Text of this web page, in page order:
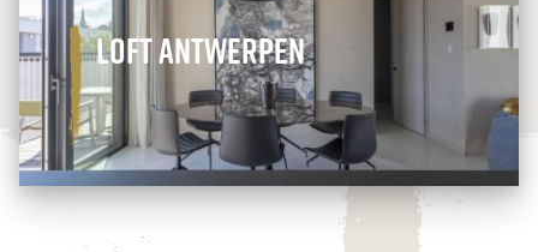
Loft Antwerpen